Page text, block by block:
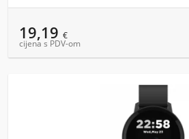
19,19 €
cijena s PDV-om